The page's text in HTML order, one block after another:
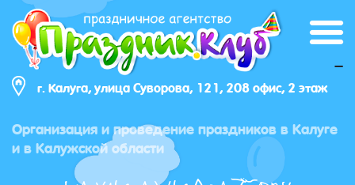
г. Калуга, улица Суворова, 121, 208 офис, 2 этаж
_
Организация и проведение праздников в Калуге
и в Калужской области